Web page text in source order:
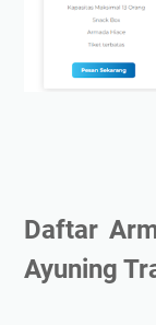
Daftar
Ayuning